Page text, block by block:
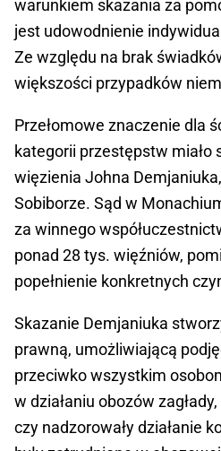
warunkiem skazania za
jest udowodnienie
Ze względu na brak
większości przypadków
Przełomowe znaczenie dla
kategorii przestępstw miało
więzienia Johna
Sobiborze. Sąd w
za winnego
ponad 28 tys. więźniów,
popełnienie konkretnych
Skazanie Demjaniuka
prawną, umożliwiającą
przeciwko wszystkim
w działaniu obozów
czy nadzorowały działanie